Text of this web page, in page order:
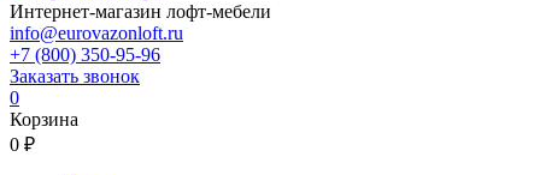
Интернет-магазин лофт-мебели
info@eurovazonloft.ru
+7 (800) 350-95-96
Заказать звонок
0
Корзина
0 ₽